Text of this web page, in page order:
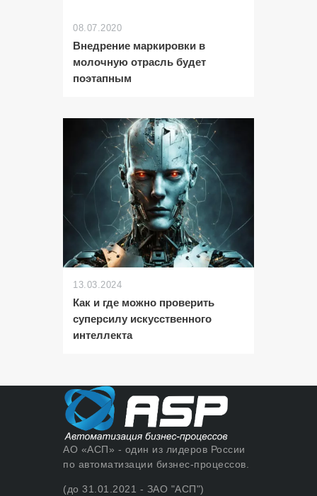
08.07.2020
Внедрение маркировки в
молочную отрасль будет
поэтапным
13.03.2024
Как и где можно проверить
суперсилу искусственного
интеллекта
АО «АСП» - один из лидеров России
по автоматизации бизнес-процессов.
(до 31.01.2021 - ЗАО "АСП")